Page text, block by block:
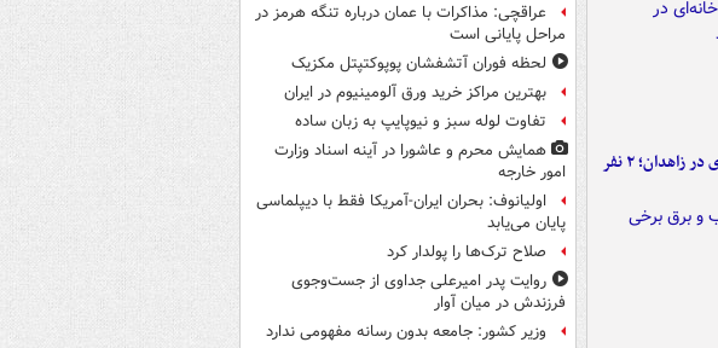
حمله مسلحانه به قهوه‌خانه‌ای در زاهدان؛ ۲ نفر
عراقچی: مذاکرات با عمان درباره تنگه هرمز در
مراحل پایانی است
لحظه فوران آتشفشان پوپوکتپتل مکزیک
بهترین مراکز خرید ورق آلومینیوم در ایران
تفاوت لوله سبز و نیوپایپ به زبان ساده
همایش محرم و عاشورا در آینه اسناد وزارت
امور خارجه
اولیانوف: بحران ایران-آمریکا فقط با دیپلماسی
پایان می‌یابد
صلاح ترک‌ها را پولدار کرد
روایت پدر امیرعلی جداوی از جست‌وجوی
فرزندش در میان آوار
وزیر کشور: جامعه بدون رسانه مفهومی ندارد